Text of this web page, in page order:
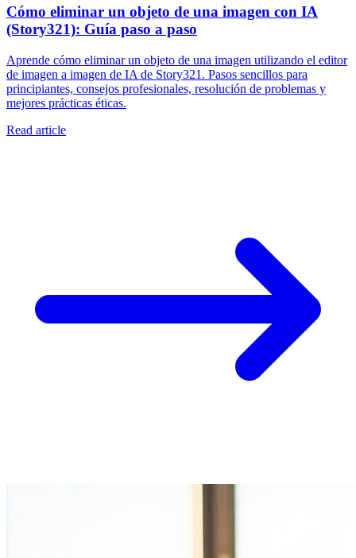
Cómo eliminar un objeto de una imagen con IA
(Story321): Guía paso a paso
Aprende cómo eliminar un objeto de una imagen utilizando el editor
de imagen a imagen de IA de Story321. Pasos sencillos para
principiantes, consejos profesionales, resolución de problemas y
mejores prácticas éticas.
Read article